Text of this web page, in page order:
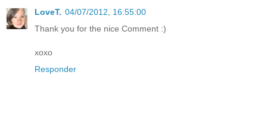
LoveT. 04/07/2012, 16:55:00
Thank you for the nice Comment :)
xoxo
Responder